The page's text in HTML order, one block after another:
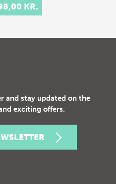
KR.
and stay updated on the
exciting offers.